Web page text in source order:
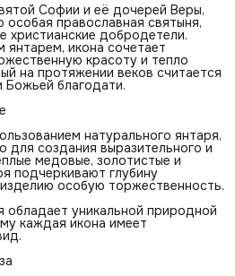
Софии и её дочерей Веры,
православная святыня,
христианские добродетели.
янтарем, икона сочетает
красоту и тепло
на протяжении веков считается
благодати.
натурального янтаря,
для создания выразительного и
медовые, золотистые и
подчеркивают глубину
особую торжественность.
уникальной природной
каждая икона имеет